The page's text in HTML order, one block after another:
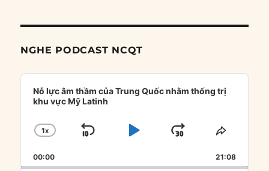
NGHE PODCAST NCQT
Audio
Player
Nỗ lực âm thầm của Trung Quốc nhằm thống trị
khu vực Mỹ Latinh
CHANGE
RATE
1X
SKIP
PLAYJUMP
FORWARD
SHARE
00:00 21:08